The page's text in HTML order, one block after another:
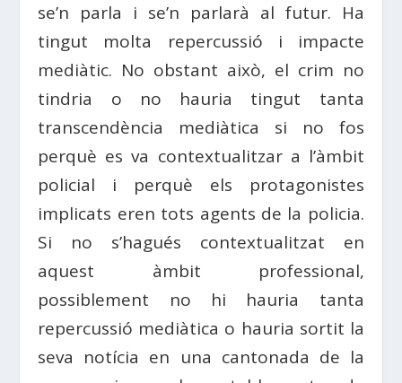
se’n parla i se’n parlarà al futur. Ha
tingut molta repercussió i impacte
mediàtic. No obstant això, el crim no
tindria o no hauria tingut tanta
transcendència mediàtica si no fos
perquè es va contextualitzar a l’àmbit
policial i perquè els protagonistes
implicats eren tots agents de la policia.
Si no s’hagués contextualitzat en
aquest àmbit professional,
possiblement no hi hauria tanta
repercussió mediàtica o hauria sortit la
seva notícia en una cantonada de la